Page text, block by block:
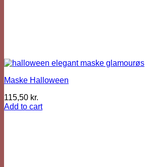
Maske Halloween
115,50 kr.
Add to cart